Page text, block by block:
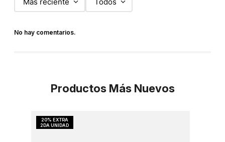
No hay comentarios.
Productos Más Nuevos